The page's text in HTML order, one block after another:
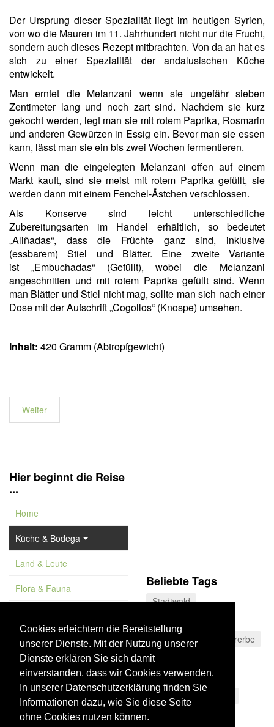
Cookies erleichtern die Bereitstellung
unserer Dienste. Mit der Nutzung unserer
Dienste erklären Sie sich damit
einverstanden, dass wir Cookies verwenden.
In unserer Datenschutzerklärung finden Sie
Informationen dazu, wie Sie diese Seite
ohne Cookies nutzen können.
Der Ursprung dieser Spezialität liegt im heutigen Syrien,
von wo die Mauren im 11. Jahrhundert nicht nur die Frucht,
sondern auch dieses Rezept mitbrachten. Von da an hat es
sich zu einer Spezialität der andalusischen Küche
entwickelt.
Man erntet die Melanzani wenn sie ungefähr sieben
Zentimeter lang und noch zart sind. Nachdem sie kurz
gekocht werden, legt man sie mit rotem Paprika, Rosmarin
und anderen Gewürzen in Essig ein. Bevor man sie essen
kann, lässt man sie ein bis zwei Wochen fermentieren.
Wenn man die eingelegten Melanzani offen auf einem
Markt kauft, sind sie meist mit rotem Paprika gefüllt, sie
werden dann mit einem Fenchel-Ästchen verschlossen.
Als Konserve sind leicht unterschiedliche
Zubereitungsarten im Handel erhältlich, so bedeutet
„Aliñadas“, dass die Früchte ganz sind, inklusive
(essbarem) Stiel und Blätter. Eine zweite Variante
ist „Embuchadas“ (Gefüllt), wobei die Melanzani
angeschnitten und mit rotem Paprika gefüllt sind. Wenn
man Blätter und Stiel nicht mag, sollte man sich nach einer
Dose mit der Aufschrift„Cogollos“ (Knospe) umsehen.
Inhalt: 420 Gramm (Abtropfgewicht)
Weiter
Hier beginnt die Reise
...
Home
Küche & Bodega
Land & Leute
Flora & Fauna
Vademekum
Beliebte Tags
Stadtwald
Olivenöl
Weltkulturerbe
Aussichtspunkt
Sierras Subbéticas
Sierra de Grazalema